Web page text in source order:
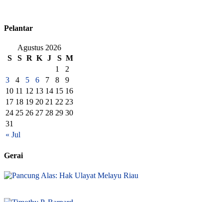
Pelantar
Agustus 2026
S
S R K J S M
« Jul
1
2
3
4 5 6 7 8
9
10 11 12 13 14 15 16
17 18 19 20 21 22 23
24 25 26 27 28 29 30
31
Gerai